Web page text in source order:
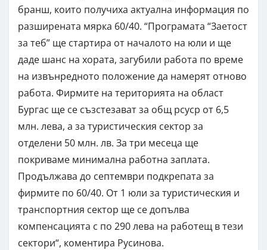
бранш, които получиха актуална информация по
разширената мярка 60/40. “Програмата “Заетост
за теб” ще стартира от началото на юли и ще
даде шанс на хората, загубили работа по време
на извънредното положение да намерят отново
работа. Фирмите на територията на област
Бургас ще се съзстезават за общ рсуср от 6,5
млн. лева, а за туристическия сектор за
отделени 50 млн. лв. За три месеца ще
покриваме минимална работна заплата.
Продължава до септември подкрепата за
фирмите по 60/40. От 1 юли за туристическия и
транспортния сектор ще се допълва
компенсацията с по 290 лева на работещ в тези
сектори“, коментира Русинова.